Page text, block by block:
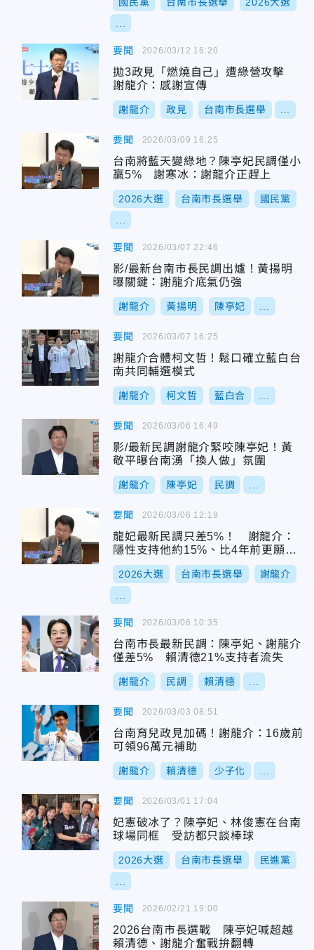
要聞
拋3政見「燃燒自己」遭綠營攻擊
謝龍介：感謝宣傳
謝龍介 政見 台南市長選舉
2026/03/12 16:20
要聞
台南將藍天變綠地？陳亭妃民調僅小
贏5% 謝寒冰：謝龍介正趕上
2026大選 台南市長選舉 國民黨
2026/03/09 16:25
要聞
影/最新台南市長民調出爐！黃揚明
曝關鍵：謝龍介底氣仍強
謝龍介 黃揚明 陳亭妃
2026/03/07 22:46
要聞
謝龍介合體柯文哲！鬆口確立藍白台
南共同輔選模式
謝龍介 柯文哲 藍白合
2026/03/07 16:25
要聞
影/最新民調謝龍介緊咬陳亭妃！黃
敬平曝台南湧「換人做」氛圍
謝龍介 陳亭妃 民調
2026/03/06 16:49
要聞
龍妃最新民調只差5%！ 謝龍介：
隱性支持他約15%、比4年前更願表
態
2026大選 台南市長選舉 謝龍介
2026/03/06 12:19
要聞
台南市長最新民調：陳亭妃、謝龍介
僅差5% 賴清德21%支持者流失
謝龍介 民調 賴清德
2026/03/06 10:35
要聞
台南育兒政見加碼！謝龍介：16歲前
可領96萬元補助
謝龍介 賴清德 少子化
2026/03/03 08:51
要聞
妃憲破冰了？陳亭妃、林俊憲在台南
球場同框 受訪都只談棒球
2026大選 台南市長選舉 民進黨
2026/03/01 17:04
要聞
2026台南市長選戰 陳亭妃喊超越
賴清德、謝龍介奮戰拚翻轉
2026/02/21 19:00